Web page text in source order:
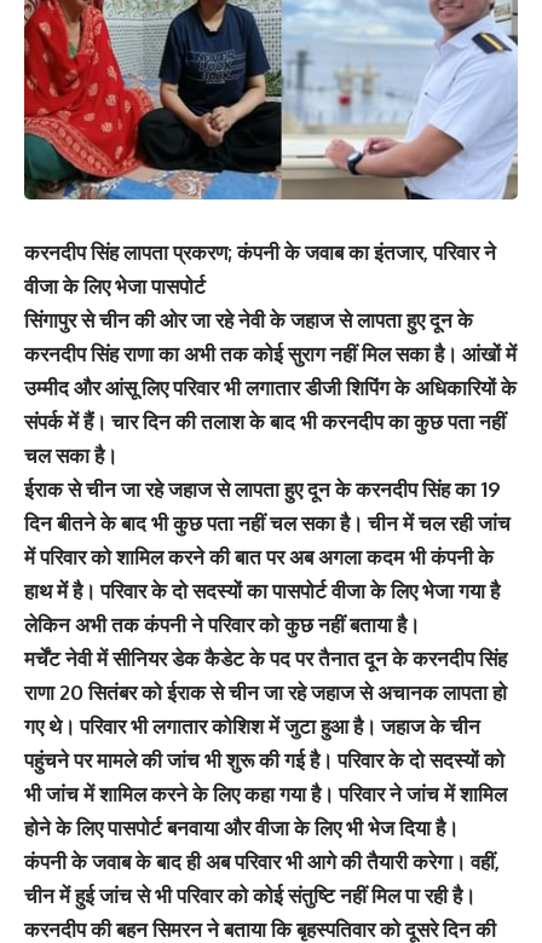
करनदीप सिंह लापता प्रकरण; कंपनी के जवाब का इंतजार, परिवार ने
वीजा के लिए भेजा पासपोर्ट
सिंगापुर से चीन की ओर जा रहे नेवी के जहाज से लापता हुए दून के
करनदीप सिंह राणा का अभी तक कोई सुराग नहीं मिल सका है। आंखों में
उम्मीद और आंसू लिए परिवार भी लगातार डीजी शिपिंग के अधिकारियों के
संपर्क में हैं। चार दिन की तलाश के बाद भी करनदीप का कुछ पता नहीं
चल सका है।
ईराक से चीन जा रहे जहाज से लापता हुए दून के करनदीप सिंह का 19
दिन बीतने के बाद भी कुछ पता नहीं चल सका है। चीन में चल रही जांच
में परिवार को शामिल करने की बात पर अब अगला कदम भी कंपनी के
हाथ में है। परिवार के दो सदस्यों का पासपोर्ट वीजा के लिए भेजा गया है
लेकिन अभी तक कंपनी ने परिवार को कुछ नहीं बताया है।
मर्चेंट नेवी में सीनियर डेक कैडेट के पद पर तैनात दून के करनदीप सिंह
राणा 20 सितंबर को ईराक से चीन जा रहे जहाज से अचानक लापता हो
गए थे। परिवार भी लगातार कोशिश में जुटा हुआ है। जहाज के चीन
पहुंचने पर मामले की जांच भी शुरू की गई है। परिवार के दो सदस्यों को
भी जांच में शामिल करने के लिए कहा गया है। परिवार ने जांच में शामिल
होने के लिए पासपोर्ट बनवाया और वीजा के लिए भी भेज दिया है।
कंपनी के जवाब के बाद ही अब परिवार भी आगे की तैयारी करेगा। वहीं,
चीन में हुई जांच से भी परिवार को कोई संतुष्टि नहीं मिल पा रही है।
करनदीप की बहन सिमरन ने बताया कि बृहस्पतिवार को दूसरे दिन की